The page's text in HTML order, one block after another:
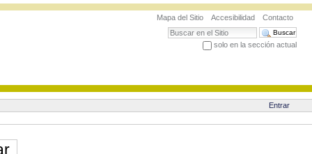
Mapa del Sitio Accesibilidad
Contacto
Buscar
solo en la sección actual
Entrar